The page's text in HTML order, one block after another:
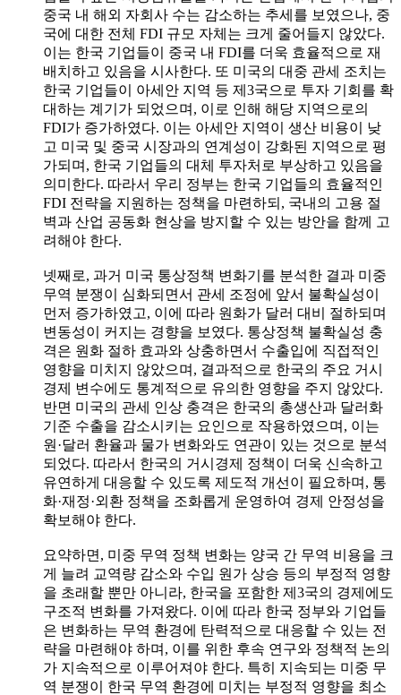
중국 내 해외 자회사 수는 감소하는 추세를 보였으나, 중
국에 대한 전체 FDI 규모 자체는 크게 줄어들지 않았다.
이는 한국 기업들이 중국 내 FDI를 더욱 효율적으로 재
배치하고 있음을 시사한다. 또 미국의 대중 관세 조치는
한국 기업들이 아세안 지역 등 제3국으로 투자 기회를 확
대하는 계기가 되었으며, 이로 인해 해당 지역으로의
FDI가 증가하였다. 이는 아세안 지역이 생산 비용이 낮
고 미국 및 중국 시장과의 연계성이 강화된 지역으로 평
가되며, 한국 기업들의 대체 투자처로 부상하고 있음을
의미한다. 따라서 우리 정부는 한국 기업들의 효율적인
FDI 전략을 지원하는 정책을 마련하되, 국내의 고용 절
벽과 산업 공동화 현상을 방지할 수 있는 방안을 함께 고
려해야 한다.
넷째로, 과거 미국 통상정책 변화기를 분석한 결과 미중
무역 분쟁이 심화되면서 관세 조정에 앞서 불확실성이
먼저 증가하였고, 이에 따라 원화가 달러 대비 절하되며
변동성이 커지는 경향을 보였다. 통상정책 불확실성 충
격은 원화 절하 효과와 상충하면서 수출입에 직접적인
영향을 미치지 않았으며, 결과적으로 한국의 주요 거시
경제 변수에도 통계적으로 유의한 영향을 주지 않았다.
반면 미국의 관세 인상 충격은 한국의 총생산과 달러화
기준 수출을 감소시키는 요인으로 작용하였으며, 이는
원·달러 환율과 물가 변화와도 연관이 있는 것으로 분석
되었다. 따라서 한국의 거시경제 정책이 더욱 신속하고
유연하게 대응할 수 있도록 제도적 개선이 필요하며, 통
화·재정·외환 정책을 조화롭게 운영하여 경제 안정성을
확보해야 한다.
요약하면, 미중 무역 정책 변화는 양국 간 무역 비용을 크
게 늘려 교역량 감소와 수입 원가 상승 등의 부정적 영향
을 초래할 뿐만 아니라, 한국을 포함한 제3국의 경제에도
구조적 변화를 가져왔다. 이에 따라 한국 정부와 기업들
은 변화하는 무역 환경에 탄력적으로 대응할 수 있는 전
략을 마련해야 하며, 이를 위한 후속 연구와 정책적 논의
가 지속적으로 이루어져야 한다. 특히 지속되는 미중 무
역 분쟁이 한국 무역 환경에 미치는 부정적 영향을 최소